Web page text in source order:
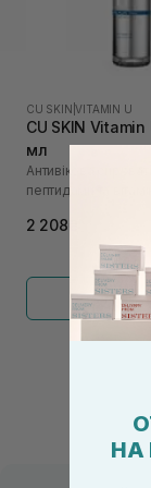
CU SKIN |VITAMIN U
CU SKIN Vitamin
мл
Антивікова
пептидами та
2 208₴
НА